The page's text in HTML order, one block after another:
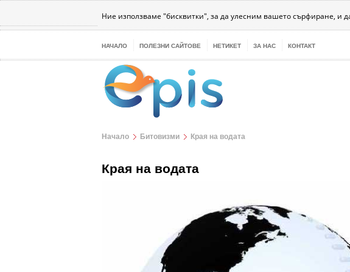
Ние използваме "бисквитки", за да улесним вашето сърфиране, и
НАЧАЛО ПОЛЕЗНИ САЙТОВЕ НЕТИКЕТ ЗА НАС КОНТАКТ
Бизнес Интернет Здраве Психология
Начало Битовизми Края на водата
Края на водата